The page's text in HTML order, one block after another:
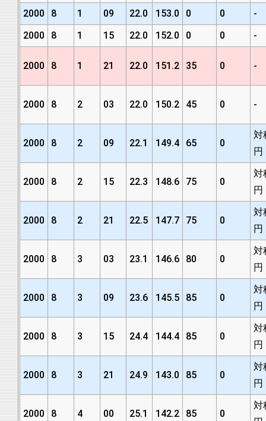
2000
8 1 09 22.0 153.0 0 0
-
2000
8 1 15 22.0 152.0 0 0 -
2000 8 1 21 22.0 151.2 35 0 -
2000 8 2 03 22.0 150.2 45 0 -
2000 8 2 09 22.1 149.4 65 0
対
円
2000 8 2 15 22.3 148.6 75 0
対
円
2000 8 2 21 22.5 147.7 75 0
対
円
2000 8 3 03 23.1 146.6 80 0
対
円
2000 8 3 09 23.6 145.5 85 0
対
円
2000 8 3 15 24.4 144.4 85 0
対
円
2000 8 3 21 24.9 143.0 85 0
対
円
2000 8 4 00 25.1 142.2 85 0
対